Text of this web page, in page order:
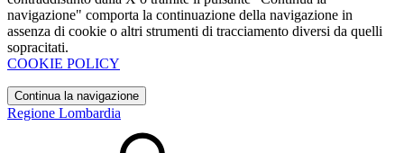
navigazione" comporta la continuazione della navigazione in
assenza di cookie o altri strumenti di tracciamento diversi da quelli
sopracitati.
COOKIE POLICY
Continua la navigazione
Regione Lombardia